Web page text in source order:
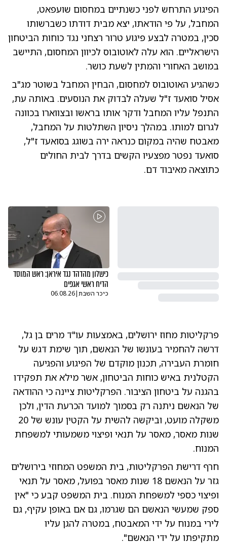
הפיגוע התרחש לפני כשנתיים במחסום שועפאט,
המחבל, על פי הודאתו, יצא מבית דודתו כשברשותו
סכין, במטרה לבצע פיגוע טרור רצחני נגד כוחות הביטחון
הישראליים. הוא עלה לאוטובוס לכיוון המחסום, התיישב
במושב האחורי והמתין לשעת כושר.
כשהגיע האוטובוס למחסום, הבחין המחבל בשוטר מג"ב
אסיל סואעד ז"ל שעלה לבדוק את הנוסעים. באותה עת,
התנפל עליו המחבל ודקר אותו בראשו ובצווארו בכוונה
לגרום למותו. במהלך ניסיון השתלטות על המחבל,
מאבטח שהיה במקום כנראה ירה בשוגג בסואעד ז"ל,
סואעד נפטר מפצעיו הקשים בדרך לבית החולים
כתוצאה מאיבוד דם.
כישלון מהדהד נגד איראן: ראש המוסד
הדיח ראשי אגפים
כיכר השבת|
06.08.26
פרקליטות מחוז ירושלים, באמצעות עו"ד מרים בן גל,
דרשה להחמיר בעונשו של הנאשם, תוך שימת דגש על
חומרת העבירה, תכנון מוקדם של הפיגוע והפגיעה
הקטלנית באיש כוחות הביטחון, אשר מילא את תפקידו
בהגנה על ביטחון הציבור. הפרקליטות ציינה כי ההודאה
של הנאשם ניתנה רק בסמוך למועד הכרעת הדין, ולכן
משקלה מועט, וביקשה להשית על הקטין עונש של 20
שנות מאסר, מאסר על תנאי ופיצוי משמעותי למשפחת
המנוח.
חרף דרישת הפרקליטות, בית המשפט המחוזי בירושלים
גזר על הנאשם 18 שנות מאסר בפועל, מאסר על תנאי
ופיצוי כספי למשפחת המנוח. בית המשפט קבע כי "אין
ספק שמעשי הנאשם הם שגרמו, גם אם באופן עקיף, גם
לירי במנוח על ידי המאבטח, במטרה להגן עליו
מתקיפתו על ידי הנאשם".